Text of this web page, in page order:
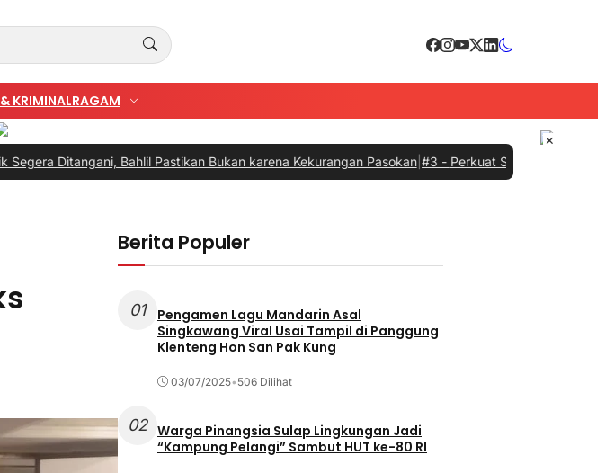
KRIMINALRAGAM
Bahlil Pastikan Bukan karena Kekurangan Pasokan|#3 -Perkuat Sinergi dengan Pemprov
Berita Populer
01
Pengamen Lagu Mandarin Asal
Singkawang Viral Usai Tampil di Panggung
Klenteng Hon San Pak Kung
03/07/2025• 506 Dilihat
02 Warga Pinangsia Sulap Lingkungan Jadi
“Kampung Pelangi” Sambut HUT ke-80 RI
×